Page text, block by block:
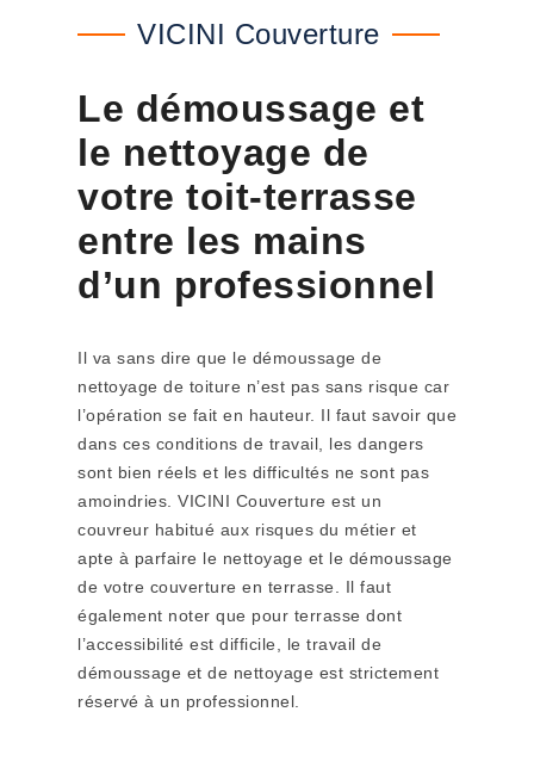
VICINI Couverture
Le démoussage et
le nettoyage de
votre toit-terrasse
entre les mains
d’un professionnel
Il va sans dire que le démoussage de
nettoyage de toiture n’est pas sans risque car
l’opération se fait en hauteur. Il faut savoir que
dans ces conditions de travail, les dangers
sont bien réels et les difficultés ne sont pas
amoindries. VICINI Couverture est un
couvreur habitué aux risques du métier et
apte à parfaire le nettoyage et le démoussage
de votre couverture en terrasse. Il faut
également noter que pour terrasse dont
l’accessibilité est difficile, le travail de
démoussage et de nettoyage est strictement
réservé à un professionnel.